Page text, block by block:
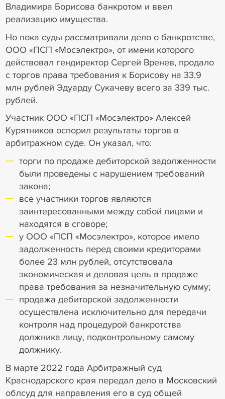
Владимира Борисова банкротом и ввел
реализацию имущества.
Но пока суды рассматривали дело о банкротстве,
ООО «ПСП «Мосэлектро», от имени которого
действовал гендиректор Сергей Вренев, продало
с торгов права требования к Борисову на 33,9
млн рублей Эдуарду Сукачеву всего за 339 тыс.
рублей.
Участник ООО «ПСП «Мосэлектро» Алексей
Курятников оспорил результаты торгов в
арбитражном суде. Он указал, что:
торги по продаже дебиторской задолженности
были проведены с нарушением требований
закона;
все участники торгов являются
заинтересованными между собой лицами и
находятся в сговоре;
у ООО «ПСП «Мосэлектро», которое имело
задолженность перед своими кредиторами
более 23 млн рублей, отсутствовала
экономическая и деловая цель в продаже
права требования за незначительную сумму;
продажа дебиторской задолженности
осуществлена исключительно для передачи
контроля над процедурой банкротства
должника лицу, подконтрольному самому
должнику.
В марте 2022 года Арбитражный суд
Краснодарского края передал дело в Московский
облсуд для направления его в суд общей